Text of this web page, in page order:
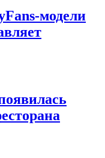
модели